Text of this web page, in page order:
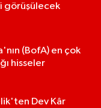
görüşülecek
(BofA) en çok
hisseler
Dev Kâr